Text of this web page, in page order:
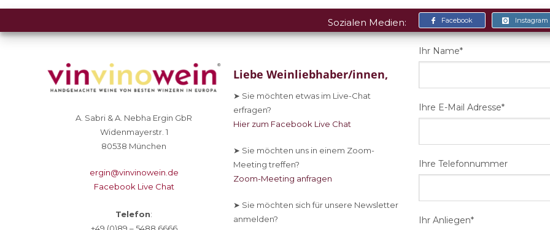
Sozialen Medien: Facebook Instagram
A. Sabri & A. Nebha Ergin GbR
Widenmayerstr. 1
80538 München
ergin@vinvinowein.de
Facebook Live Chat
Telefon:
Liebe Weinliebhaber/innen,
➤ Sie möchten etwas im Live-Chat
erfragen?
Hier zum Facebook Live Chat
➤ Sie möchten uns in einem Zoom-
Meeting treffen?
Zoom-Meeting anfragen
➤ Sie möchten sich für unsere Newsletter
anmelden?
Ihr Name*
Ihre E-Mail Adresse*
Ihre Telefonnummer
Ihr Anliegen*